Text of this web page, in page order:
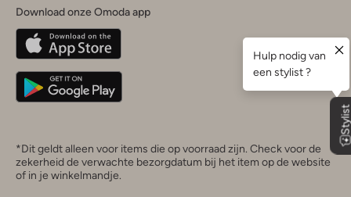
Belgique(Français)
Deutschland
Download onze Omoda app
*Dit geldt alleen voor items die op voorraad zijn. Check voor de
zekerheid de verwachte bezorgdatum bij het item op de website
of in je winkelmandje.